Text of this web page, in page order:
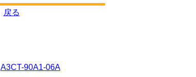
戻る
A3CT-90A1-06A